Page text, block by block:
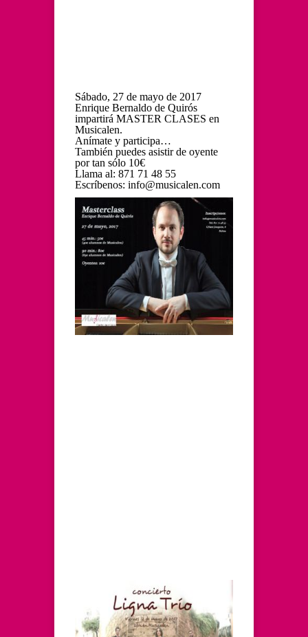
Sábado, 27 de mayo de 2017
Enrique Bernaldo de Quirós
impartirá MASTER CLASES en
Musicalen.
Anímate y participa…
También puedes asistir de oyente
por tan sólo 10€
Llama al: 871 71 48 55
Escríbenos: info@musicalen.com